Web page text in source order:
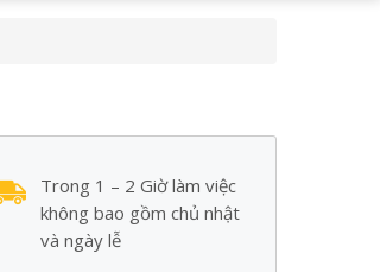
Trong 1 – 2 Giờ làm việc
không bao gồm chủ nhật
và ngày lễ